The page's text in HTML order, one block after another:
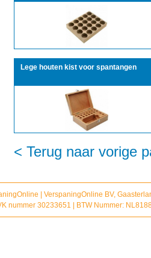
Lege houten kist voor spantangen
< Terug naar vorige
| VerspaningOnline BV,
nummer 30233651 | BTW Nummer: